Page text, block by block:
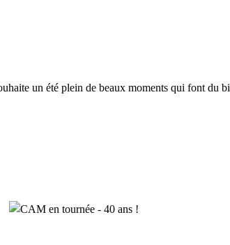
un été plein de beaux moments qui font du